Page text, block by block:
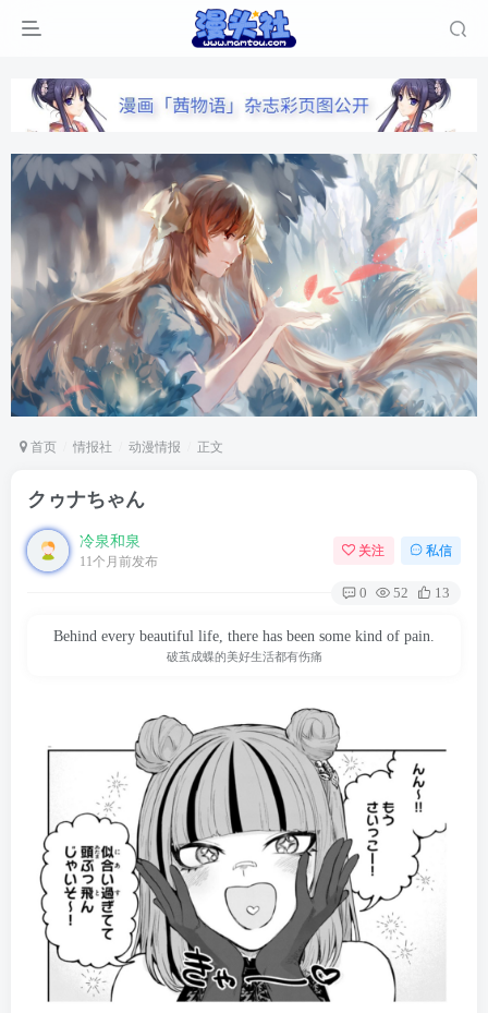
首页 情报社 动漫情报 正文
クゥナちゃん
冷泉和泉
11个月前发布
关注 私信
0 52 13
Behind every beautiful life, there has been some kind of pain.
破茧成蝶的美好生活都有伤痛